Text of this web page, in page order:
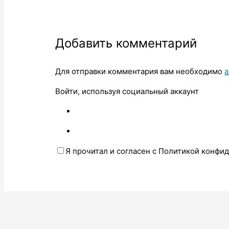
Добавить комментарий
Для отправки комментария вам необходимо
Войти, используя социальный аккаунт
Я прочитал и согласен с Политикой